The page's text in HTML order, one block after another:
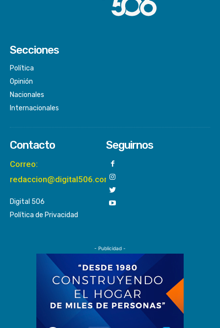
Secciones
Política
Opinión
Nacionales
Internacionales
Contacto
Correo:
redaccion@digital506.com
Digital 506
Política de Privacidad
Seguirnos
- Publicidad -